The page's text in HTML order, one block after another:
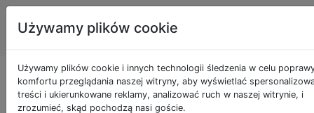
Inżynieria
oprogramowania
Współbieżność: jak
Używamy plików cookie
Używamy plików cookie i innych technologii śledzenia w celu
komfortu przeglądania naszej witryny, aby wyświetlać
treści i ukierunkowane reklamy, analizować ruch w naszej witrynie, i
zrozumieć, skąd pochodzą nasi goście.